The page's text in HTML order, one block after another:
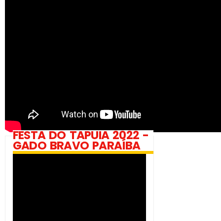
FESTA DO TAPUIA 2022 -
GADO BRAVO PARAÍBA